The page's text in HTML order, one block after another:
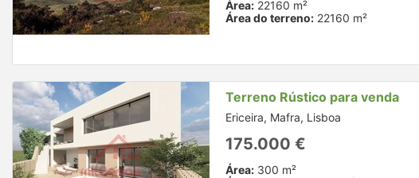
Área: 22160 m²
Área do terreno: 22160 m²
Terreno Rústico para venda
Ericeira, Mafra, Lisboa
175.000 €
Área: 300 m²